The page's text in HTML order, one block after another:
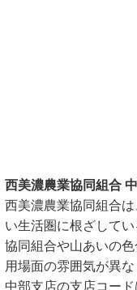
西美濃農業協同組合
西美濃農業協同組合
い生活圏に根ざして
協同組合や山あいの
用場面の雰囲気が異な
中部支店の支店コー